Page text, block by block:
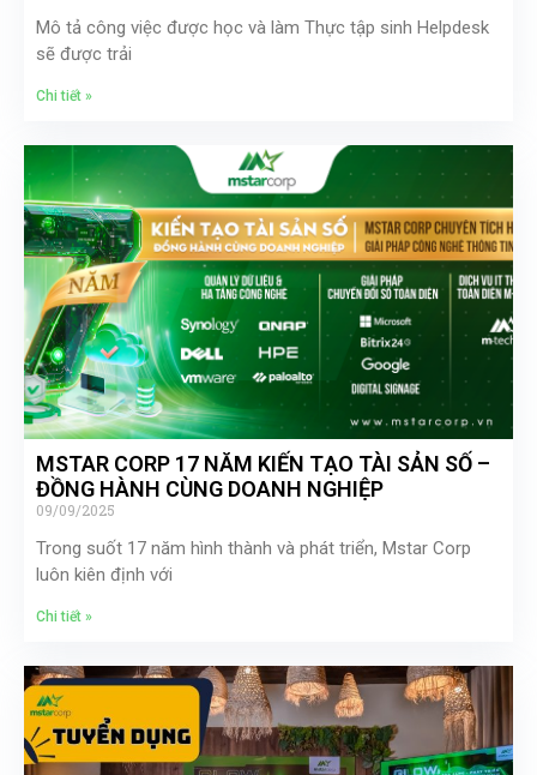
Mô tả công việc được học và làm Thực tập sinh Helpdesk
sẽ được trải
Chi tiết »
MSTAR CORP 17 NĂM KIẾN TẠO TÀI SẢN SỐ –
ĐỒNG HÀNH CÙNG DOANH NGHIỆP
09/09/2025
Trong suốt 17 năm hình thành và phát triển, Mstar Corp
luôn kiên định với
Chi tiết »